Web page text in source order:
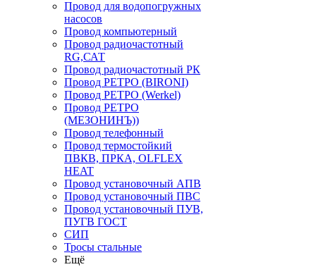
Провод для водопогружных
насосов
Провод компьютерный
Провод радиочастотный
RG,САТ
Провод радиочастотный РК
Провод РЕТРО (BIRONI)
Провод РЕТРО (Werkel)
Провод РЕТРО
(МЕЗОНИНЪ))
Провод телефонный
Провод термостойкий
ПВКВ, ПРКА, OLFLEX
HEAT
Провод установочный АПВ
Провод установочный ПВС
Провод установочный ПУВ,
ПУГВ ГОСТ
СИП
Тросы стальные
Ещё